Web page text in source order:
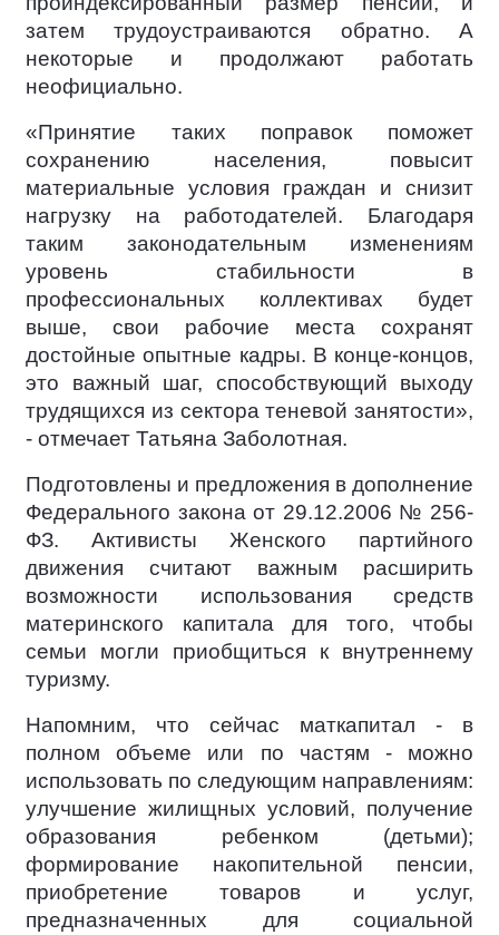
затем трудоустраиваются обратно. А
некоторые и продолжают работать
неофициально.
«Принятие таких поправок поможет
сохранению населения, повысит
материальные условия граждан и снизит
нагрузку на работодателей. Благодаря
таким законодательным изменениям
уровень стабильности в
профессиональных коллективах будет
выше, свои рабочие места сохранят
достойные опытные кадры. В конце-концов,
это важный шаг, способствующий выходу
трудящихся из сектора теневой занятости»,
- отмечает Татьяна Заболотная.
Подготовлены и предложения в дополнение
Федерального закона от 29.12.2006 № 256-
ФЗ. Активисты Женского партийного
движения считают важным расширить
возможности использования средств
материнского капитала для того, чтобы
семьи могли приобщиться к внутреннему
туризму.
Напомним, что сейчас маткапитал - в
полном объеме или по частям - можно
использовать по следующим направлениям:
улучшение жилищных условий, получение
образования ребенком (детьми);
формирование накопительной пенсии,
приобретение товаров и услуг,
предназначенных для социальной